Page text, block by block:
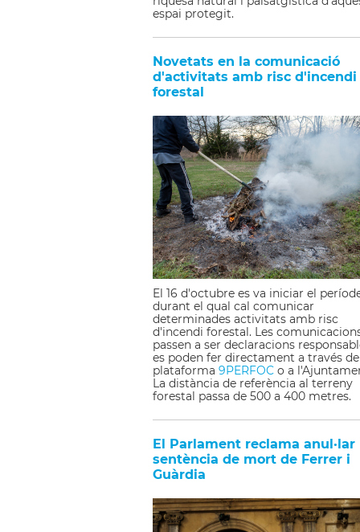
espai protegit.
Novetats en la comunicació
d'activitats amb risc d'incendi
forestal
El 16 d'octubre es va iniciar el
durant el qual cal comunicar
determinades activitats amb risc
d'incendi forestal. Les
passen a ser declaracions
es poden fer directament a través
plataforma 9PERFOC o a
La distància de referència al terreny
forestal passa de 500 a 400 metres.
El Parlament reclama anul·lar
sentència de mort de Ferrer i
Guàrdia